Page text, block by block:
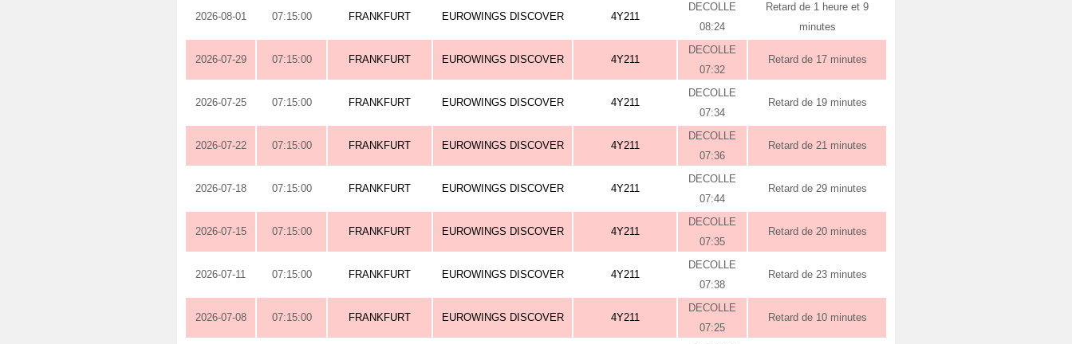
2026-08-01 07:15:00 FRANKFURT EUROWINGS DISCOVER 4Y211
DECOLLE
08:24
Retard de 1 heure et 9
minutes
2026-07-29 07:15:00 FRANKFURT EUROWINGS DISCOVER 4Y211
DECOLLE
07:32
Retard de 17 minutes
2026-07-25 07:15:00 FRANKFURT EUROWINGS DISCOVER 4Y211
DECOLLE
07:34
Retard de 19 minutes
2026-07-22 07:15:00 FRANKFURT EUROWINGS DISCOVER 4Y211
DECOLLE
07:36
Retard de 21 minutes
2026-07-18 07:15:00 FRANKFURT EUROWINGS DISCOVER 4Y211
DECOLLE
07:44
Retard de 29 minutes
2026-07-15 07:15:00 FRANKFURT EUROWINGS DISCOVER 4Y211
DECOLLE
07:35
Retard de 20 minutes
2026-07-11 07:15:00 FRANKFURT EUROWINGS DISCOVER 4Y211
DECOLLE
07:38
Retard de 23 minutes
2026-07-08 07:15:00 FRANKFURT EUROWINGS DISCOVER 4Y211
DECOLLE
07:25
Retard de 10 minutes